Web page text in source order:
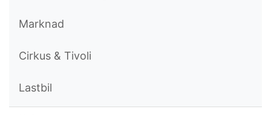
Marknad
Cirkus & Tivoli
Lastbil